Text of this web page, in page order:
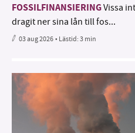
FOSSILFINANSIERINGVissa
dragit ner sina lån till fos...
03 aug 2026• Lästid:3 min